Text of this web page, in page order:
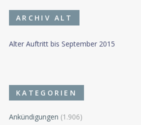
ARCHIV ALT
Alter Auftritt bis September 2015
KATEGORIEN
Ankündigungen (1.906)